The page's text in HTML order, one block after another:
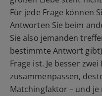
Für jede Frage können
Antworten Sie beim
Sie also jemanden
bestimmte Antwort
Frage ist. Je besser
zusammenpassen,
Matchingfaktor – und je